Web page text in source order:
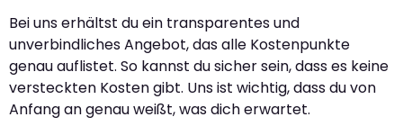
Bei uns erhältst du ein transparentes und
unverbindliches Angebot, das alle Kostenpunkte
genau auflistet. So kannst du sicher sein, dass es keine
versteckten Kosten gibt. Uns ist wichtig, dass du von
Anfang an genau weißt, was dich erwartet.